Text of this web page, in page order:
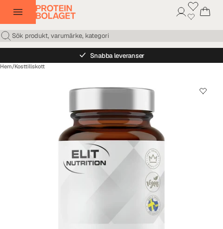
Snabba leveranser
Hem/Kosttillskott